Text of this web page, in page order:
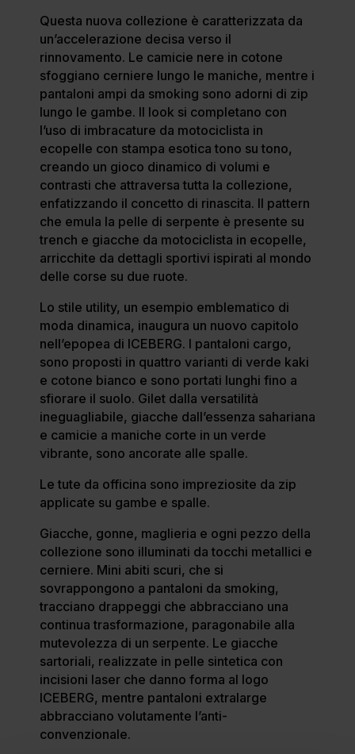
Questa nuova collezione è caratterizzata da
un’accelerazione decisa verso il
rinnovamento. Le camicie nere in cotone
sfoggiano cerniere lungo le maniche, mentre i
pantaloni ampi da smoking sono adorni di zip
lungo le gambe. Il look si completano con
l’uso di imbracature da motociclista in
ecopelle con stampa esotica tono su tono,
creando un gioco dinamico di volumi e
contrasti che attraversa tutta la collezione,
enfatizzando il concetto di rinascita. Il pattern
che emula la pelle di serpente è presente su
trench e giacche da motociclista in ecopelle,
arricchite da dettagli sportivi ispirati al mondo
delle corse su due ruote.
Lo stile utility, un esempio emblematico di
moda dinamica, inaugura un nuovo capitolo
nell’epopea di ICEBERG. I pantaloni cargo,
sono proposti in quattro varianti di verde kaki
e cotone bianco e sono portati lunghi fino a
sfiorare il suolo. Gilet dalla versatilità
ineguagliabile, giacche dall’essenza sahariana
e camicie a maniche corte in un verde
vibrante, sono ancorate alle spalle.
Le tute da officina sono impreziosite da zip
applicate su gambe e spalle.
Giacche, gonne, maglieria e ogni pezzo della
collezione sono illuminati da tocchi metallici e
cerniere. Mini abiti scuri, che si
sovrappongono a pantaloni da smoking,
tracciano drappeggi che abbracciano una
continua trasformazione, paragonabile alla
mutevolezza di un serpente. Le giacche
sartoriali, realizzate in pelle sintetica con
incisioni laser che danno forma al logo
ICEBERG, mentre pantaloni extralarge
abbracciano volutamente l’anti-
convenzionale.